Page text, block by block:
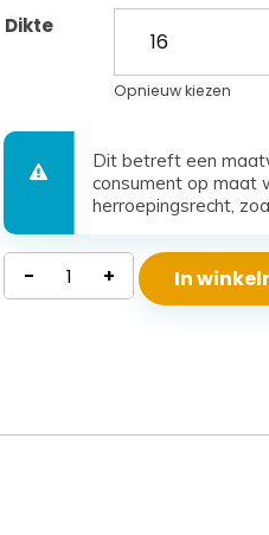
Dikte
Opnieuw kiezen
Dit betreft een
consument op maat
herroepingsrecht,
Koudschuim
Matras
- + In